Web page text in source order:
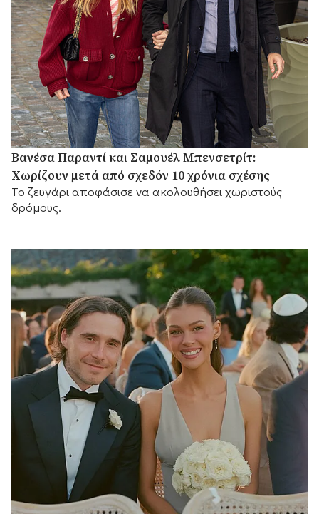
Βανέσα Παραντί και Σαμουέλ Μπενσετρίτ:
Χωρίζουν μετά από σχεδόν 10 χρόνια σχέσης
Το ζευγάρι αποφάσισε να ακολουθήσει χωριστούς
δρόμους.